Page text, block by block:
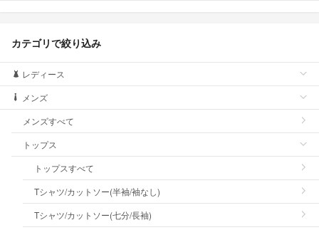
カテゴリで絞り込み
レディース
メンズ
メンズすべて
トップス
トップスすべて
Tシャツ/カットソー(半袖/袖なし)
Tシャツ/カットソー(七分/長袖)